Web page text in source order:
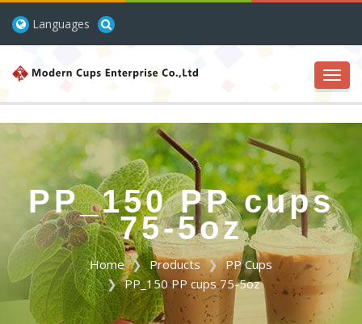
Languages
PP_150 PP cups
75-5oz
Home Products
PP Cups
PP_150 PP cups 75-5oz